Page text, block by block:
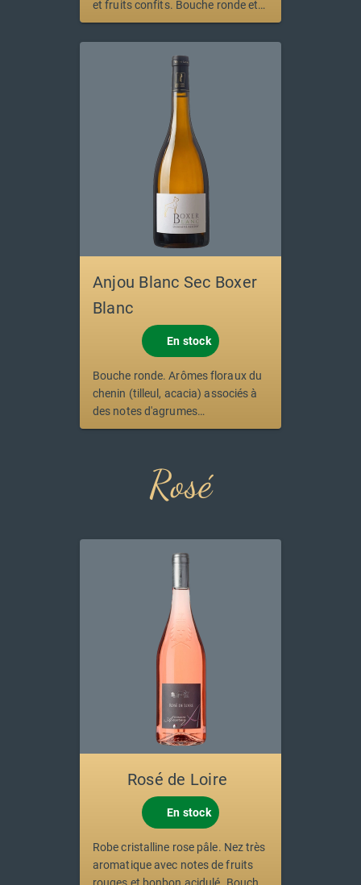
et fruits confits. Bouche ronde et
onctueuse.
Anjou Blanc Sec Boxer
Blanc
En stock
Bouche ronde. Arômes floraux du
chenin (tilleul, acacia) associés à
des notes d'agrumes
(pamplemousse, citron) et de
Rosé
Rosé de Loire
En stock
Robe cristalline rose pâle. Nez très
aromatique avec notes de fruits